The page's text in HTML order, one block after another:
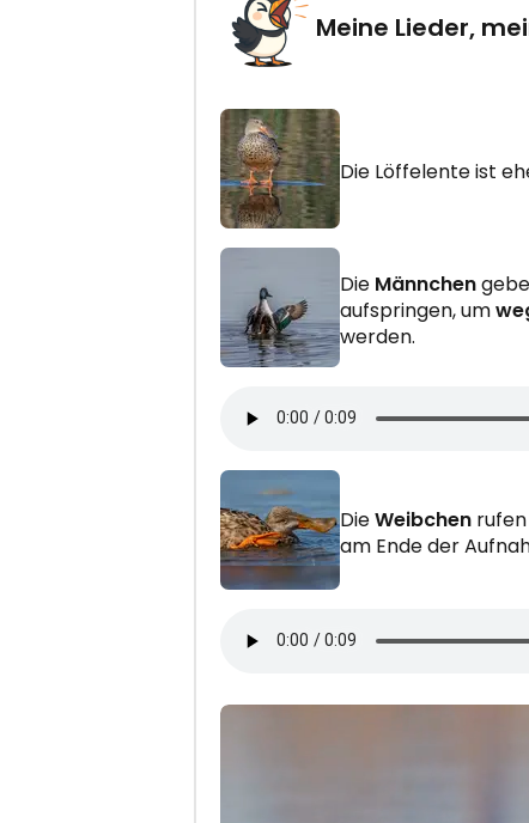
Meine Lieder,
Die Löffelente ist
Die Männchen
aufspringen, um
werden.
DieWeibchen rufen
am Ende der